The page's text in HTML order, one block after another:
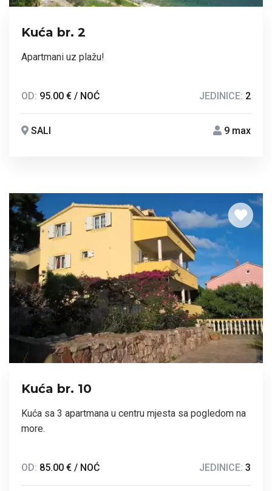
Kuća br. 2
Apartmani uz plažu!
OD: 95.00 € / NOĆ JEDINICE: 2
SALI 9 max
Kuća br. 10
Kuća sa 3 apartmana u centru mjesta sa pogledom na
more.
OD: 85.00 € / NOĆ JEDINICE: 3